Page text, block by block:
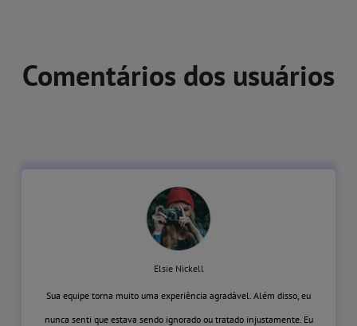
Comentários dos usuários
Elsie Nickell
Sua equipe torna muito uma experiência agradável. Além disso, eu
nunca senti que estava sendo ignorado ou tratado injustamente. Eu